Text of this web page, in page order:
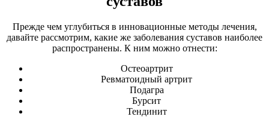
Прежде чем углубиться в инновационные методы лечения,
давайте рассмотрим, какие же заболевания суставов наиболее
распространены. К ним можно отнести:
Остеоартрит
Ревматоидный артрит
Подагра
Бурсит
Тендинит